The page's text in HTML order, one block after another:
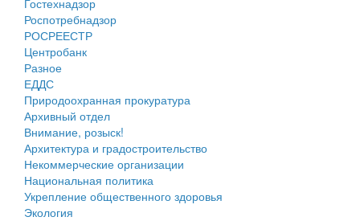
Собрание депутатов
Городское поселение
Сельские поселения
Роспотребнадзор
РОСРЕЕСТР
Центробанк
Разное
ЕДДС
Природоохранная прокуратура
Архивный отдел
Внимание, розыск!
Архитектура и градостроительство
Некоммерческие организации
Национальная политика
Укрепление общественного здоровья
Экология